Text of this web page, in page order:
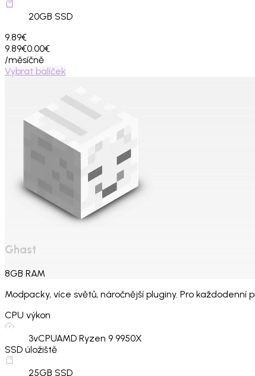
20GB SSD
9.89€
9.89€0.00€
/měsíčně
Vybrat balíček
Ghast
8GB RAM
Modpacky, více světů, náročnější pluginy. Pro každodenní
CPU výkon
3vCPUAMD Ryzen 9 9950X
SSD úložiště
25GB SSD